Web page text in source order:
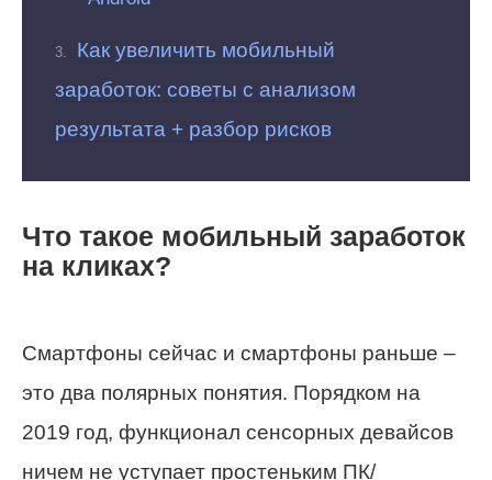
Как увеличить мобильный
заработок: советы с анализом
результата + разбор рисков
Что такое мобильный заработок
на кликах?
Смартфоны сейчас и смартфоны раньше –
это два полярных понятия. Порядком на
2019 год, функционал сенсорных девайсов
ничем не уступает простеньким ПК/